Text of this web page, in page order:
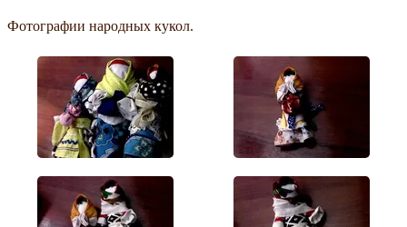
Фотографии народных кукол.